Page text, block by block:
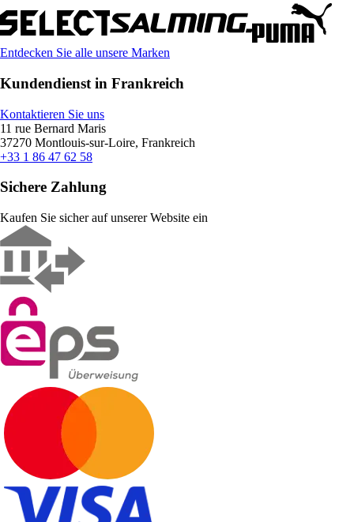
Entdecken Sie alle unsere Marken
Kundendienst in Frankreich
Kontaktieren Sie uns
11 rue Bernard Maris
37270 Montlouis-sur-Loire, Frankreich
+33 1 86 47 62 58
Sichere Zahlung
Kaufen Sie sicher auf unserer Website ein